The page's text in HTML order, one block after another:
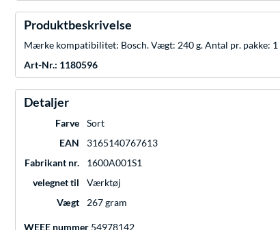
Produktbeskrivelse
Mærke kompatibilitet: Bosch. Vægt: 240 g. Antal pr. pakke: 1
Art-Nr.: 1180596
Detaljer
Farve
Sort
EAN
3165140767613
Fabrikant nr.
1600A001S1
velegnet til
Værktøj
Vægt
267 gram
WEEE nummer 54978142